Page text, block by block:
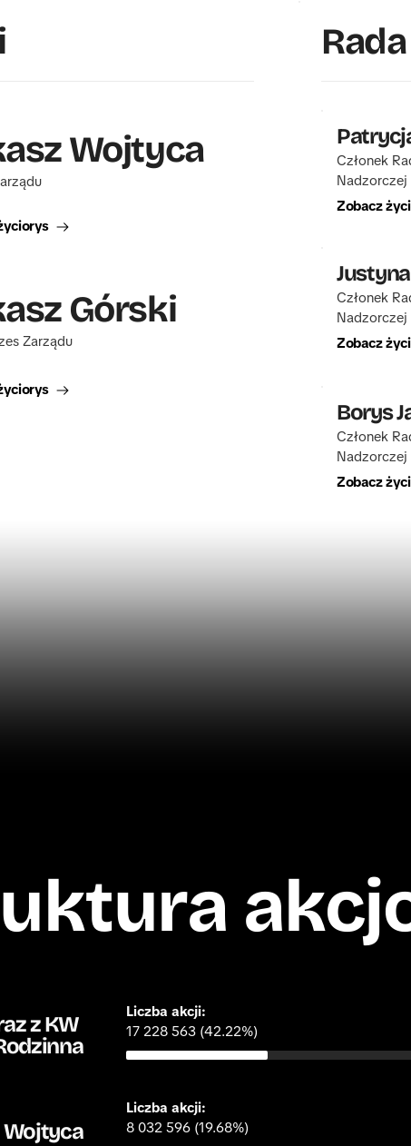
Wojtyca
Górski
Zarządu
Członek
Nadzorczej
Zobacz
Członek
Nadzorczej
Zobacz
Borys
Członek
Nadzorczej
Zobacz
z KW
Liczba akcji:
17 228 563 (42.22%)
Wojtyca
Liczba akcji:
8 032 596 (19.68%)